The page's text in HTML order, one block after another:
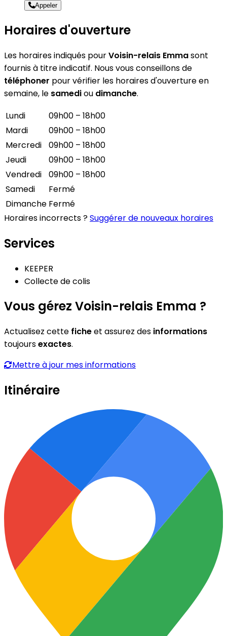
Appeler
Horaires d'ouverture
Les horaires indiqués pourVoisin-relais Emmasont
fournis à titre indicatif. Nous vous conseillons de
téléphoner pour vérifier les horaires d'ouverture en
semaine, le samediou dimanche.
Lundi
09h00 – 18h00
Mardi
09h00 – 18h00
Mercredi
09h00 – 18h00
Jeudi
09h00 – 18h00
Vendredi
09h00 – 18h00
Samedi
Fermé
Dimanche Fermé
Horaires incorrects ?Suggérer de nouveaux horaires
Services
KEEPER
Collecte de colis
Vous gérez Voisin-relais Emma ?
Actualisez cette ficheet assurez des informations
toujoursexactes.
Mettre à jour mes informations
Itinéraire